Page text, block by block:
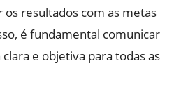
resultados com as metas
é fundamental comunicar
e objetiva para todas as